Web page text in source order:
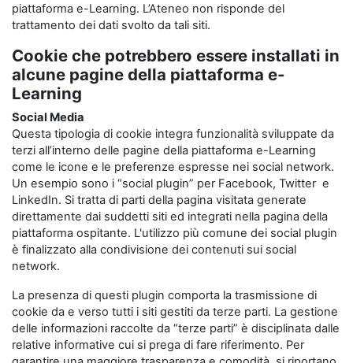
piattaforma e-Learning. L’Ateneo non risponde del
trattamento dei dati svolto da tali siti.
Cookie che potrebbero essere installati in
alcune pagine della piattaforma e-
Learning
Social Media
Questa tipologia di cookie integra funzionalità sviluppate da
terzi all’interno delle pagine della piattaforma e-Learning
come le icone e le preferenze espresse nei social network.
Un esempio sono i “social plugin” per Facebook, Twitter e
LinkedIn. Si tratta di parti della pagina visitata generate
direttamente dai suddetti siti ed integrati nella pagina della
piattaforma ospitante. L'utilizzo più comune dei social plugin
è finalizzato alla condivisione dei contenuti sui social
network.
La presenza di questi plugin comporta la trasmissione di
cookie da e verso tutti i siti gestiti da terze parti. La gestione
delle informazioni raccolte da “terze parti” è disciplinata dalle
relative informative cui si prega di fare riferimento. Per